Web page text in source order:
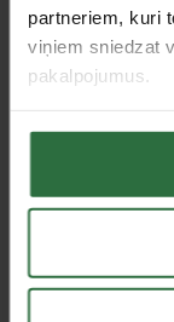
partneriem, kuri
viņiem sniedzat
pakalpojumus.
putekļsūcējs
VC005GLZ
XGT